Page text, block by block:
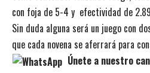
con foja de 5-4 y efectividad de
Sin duda alguna será un juego con
que cada novena se aferrará para
Únete a nuestro